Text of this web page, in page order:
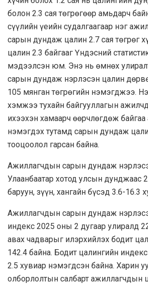
болон 2.3 сая төгрөгөөр амьдарч
сүүлийн үеийн судалгаагаар нэг
сарын дундаж цалин 2.7 сая төгрөг
цалин 2.3 байгааг Үндэсний
мэдээлсэн юм. Энэ нь өмнөх
сарын дундаж нэрлэсэн цалин
105 мянган төгрөгийн нэмэгджээ.
хэмжээ тухайн байгууллагын
ихээхэн хамаарч өөрчлөгдөж
нэмэгдэх тутамд сарын дундаж
тооцоолол гарсан байна.
Ажиллагчдын сарын дундаж
Улаанбаатар хотод улсын дунджаас
баруун, зүүн, хангайн бүсэд 3.6-16.3
Ажиллагчдын сарын дундаж
индекс 2025 оны 2 дугаар улиралд
авах чадварыг илэрхийлэх бодит
142.4 байна. Бодит цалингийн
2.5 хувиар нэмэгдсэн байна. Харин
олборлолтын салбарт ажиллагчдын